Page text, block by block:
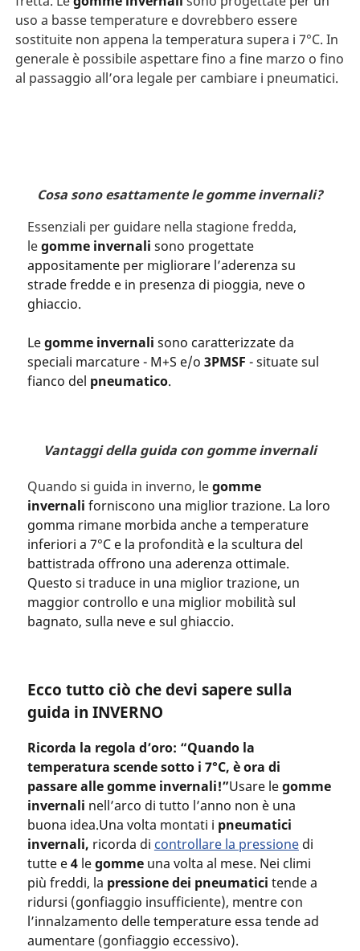
uso a basse temperature e dovrebbero essere
sostituite non appena la temperatura supera i 7°C. In
generale è possibile aspettare fino a fine marzo o fino
al passaggio all’ora legale per cambiare i pneumatici.
Cosa sono esattamente le gomme invernali?
Essenziali per guidare nella stagione fredda,
legomme invernali sono progettate
appositamente per migliorare l’aderenza su
strade fredde e in presenza di pioggia, neve o
ghiaccio.
Legomme invernali sono caratterizzate da
speciali marcature - M+S e/o 3PMSF - situate sul
fianco del pneumatico.
Vantaggi della guida con gomme invernali
Quando si guida in inverno, legomme
invernali forniscono una miglior trazione. La loro
gomma rimane morbida anche a temperature
inferiori a 7°C e la profondità e la scultura del
battistrada offrono una aderenza ottimale.
Questo si traduce in una miglior trazione, un
maggior controllo e una miglior mobilità sul
bagnato, sulla neve e sul ghiaccio.
Ecco tutto ciò che devi sapere sulla
guida in INVERNO
Ricorda la regola d’oro: “Quando la
temperatura scende sotto i 7°C, è ora di
passare alle gomme invernali!”Usare legomme
invernali nell’arco di tutto l’anno non è una
buona idea.Una volta montati i pneumatici
invernali, ricorda di controllare la pressionedi
tutte e4 legommeuna volta al mese. Nei climi
più freddi, la pressione dei pneumatici tende a
ridursi (gonfiaggio insufficiente), mentre con
l’innalzamento delle temperature essa tende ad
aumentare (gonfiaggio eccessivo).